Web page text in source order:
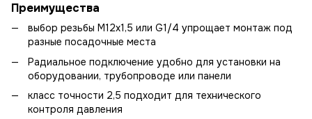
Преимущества
выбор резьбы М12х1,5 или G1/4 упрощает монтаж под
разные посадочные места
Радиальное подключение удобно для установки на
оборудовании, трубопроводе или панели
класс точности 2,5 подходит для технического
контроля давления